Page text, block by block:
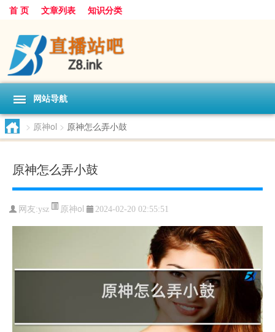
首 页 文章列表 知识分类
网站导航
> 原神ol > 原神怎么弄小鼓
原神怎么弄小鼓
网友:ysz 原神ol 2024-02-20 02:55:51